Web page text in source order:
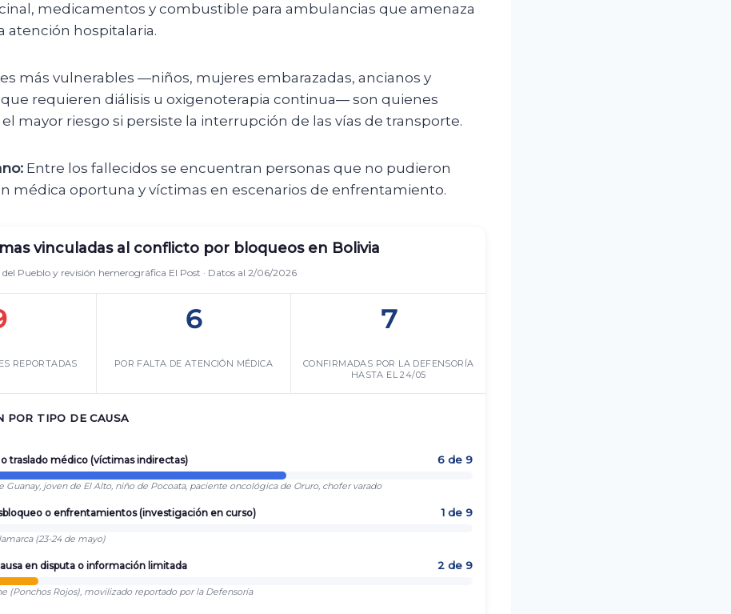
medicamentos y combustible para ambulancias que amenaza
atención hospitalaria.
más vulnerables —niños, mujeres embarazadas, ancianos y
requieren diálisis u oxigenoterapia continua— son quienes
mayor riesgo si persiste la interrupción de las vías de transporte.
Entre los fallecidos se encuentran personas que no pudieron
médica oportuna y víctimas en escenarios de enfrentamiento.
vinculadas al conflicto por bloqueos en Bolivia
del Pueblo y revisión hemerográfica El Post · Datos al 2/06/2026
REPORTADAS
6
POR FALTA DE ATENCIÓN MÉDICA
7
CONFIRMADAS POR LA DEFENSORÍA
HASTA EL 24/05
POR TIPO DE CAUSA
traslado médico (víctimas indirectas) 6 de 9
Guanay, joven de El Alto, niño de Pocoata, paciente oncológica de Oruro, chofer varado
o enfrentamientos (investigación en curso) 1 de 9
(23-24 de mayo)
en disputa o información limitada 2 de 9
(Ponchos Rojos), movilizado reportado por la Defensoría